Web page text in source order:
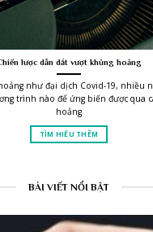
lược dẫn dắt vượt khủng hoảng
như đại dịch Covid-19, nhiều
trình nào để ứng biến được qua
hoảng
TÌM HIỂU THÊM
BÀI VIẾT NỔI BẬT